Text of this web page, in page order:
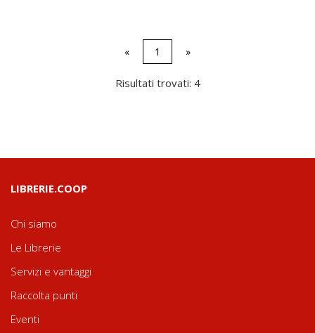
« 1 »
Risultati trovati: 4
LIBRERIE.COOP
Chi siamo
Le Librerie
Servizi e vantaggi
Raccolta punti
Eventi